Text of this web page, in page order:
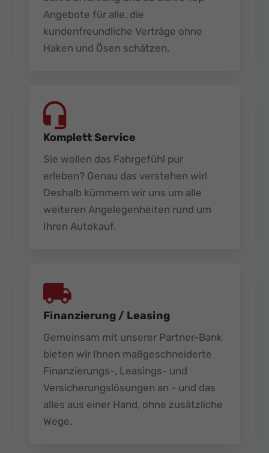
Angebote für alle, die
kundenfreundliche Verträge ohne
Haken und Ösen schätzen.
Komplett Service
Sie wollen das Fahrgefühl pur
erleben? Genau das verstehen wir!
Deshalb kümmern wir uns um alle
weiteren Angelegenheiten rund um
Ihren Autokauf.
Finanzierung / Leasing
Gemeinsam mit unserer Partner-Bank
bieten wir Ihnen maßgeschneiderte
Finanzierungs-, Leasings- und
Versicherungslösungen an - und das
alles aus einer Hand, ohne zusätzliche
Wege.